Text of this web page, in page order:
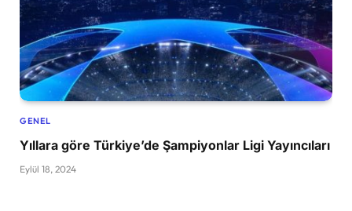
GENEL
Yıllara göre Türkiye’de Şampiyonlar Ligi Yayıncıları
Eylül 18, 2024